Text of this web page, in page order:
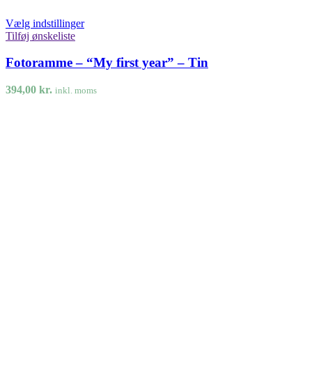
Vælg indstillinger
Tilføj ønskeliste
Fotoramme – “My first year” – Tin
394,00 kr. inkl. moms